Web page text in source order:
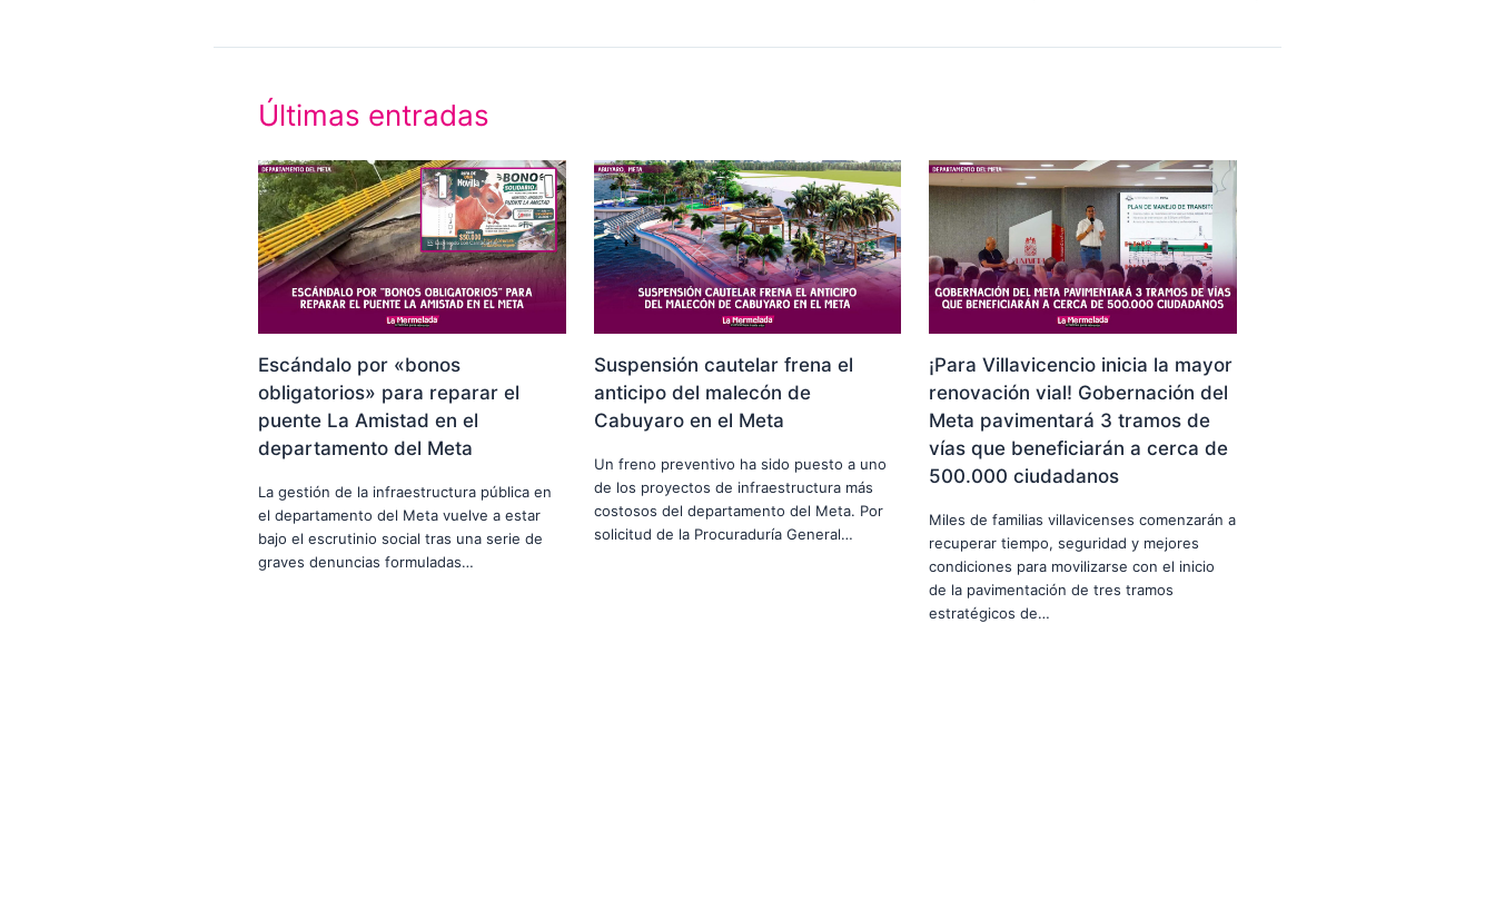
Últimas entradas
Escándalo por «bonos
obligatorios» para reparar el
puente La Amistad en el
departamento del Meta
La gestión de la infraestructura pública en
el departamento del Meta vuelve a estar
bajo el escrutinio social tras una serie de
graves denuncias formuladas…
Suspensión cautelar frena el
anticipo del malecón de
Cabuyaro en el Meta
Un freno preventivo ha sido puesto a uno
de los proyectos de infraestructura más
costosos del departamento del Meta. Por
solicitud de la Procuraduría General…
¡Para Villavicencio inicia la mayor
renovación vial! Gobernación del
Meta pavimentará 3 tramos de
vías que beneficiarán a cerca de
500.000 ciudadanos
Miles de familias villavicenses comenzarán a
recuperar tiempo, seguridad y mejores
condiciones para movilizarse con el inicio
de la pavimentación de tres tramos
estratégicos de…